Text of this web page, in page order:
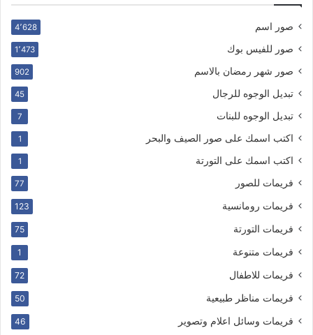
صور اسم 4٬628
صور للفيس بوك 1٬473
صور شهر رمضان بالاسم 902
تبديل الوجوه للرجال 45
تبديل الوجوه للبنات 7
اكتب اسمك على صور الصيف والبحر 1
اكتب اسمك على التورتة 1
فريمات للصور 77
فريمات رومانسية 123
فريمات التورتة 75
فريمات متنوعة 1
فريمات للاطفال 72
فريمات مناظر طبيعية 50
فريمات وسائل اعلام وتصوير 46